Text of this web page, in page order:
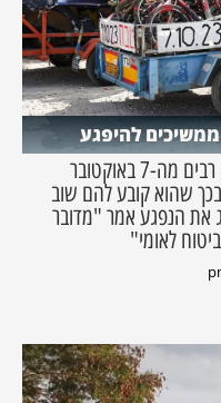
המוסד לביטוח לאומי כופה על נפגעים רבים מה-7 באוקטובר
בכך שהוא קובע להם שוב
את הנפגע אמר "מדובר
לאומי"